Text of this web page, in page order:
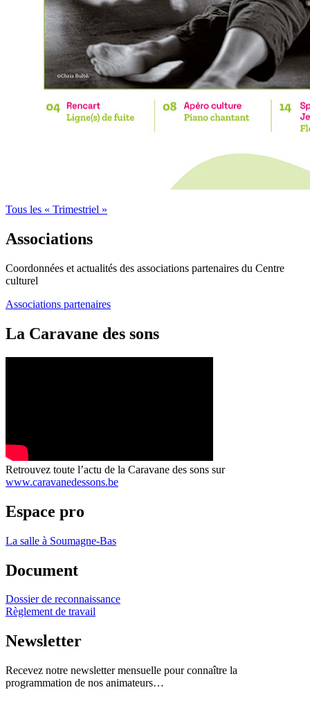
Tous les « Trimestriel »
Associations
Coordonnées et actualités des associations partenaires du Centre
culturel
Associations partenaires
La Caravane des sons
Retrouvez toute l’actu de la Caravane des sons sur
www.caravanedessons.be
Espace pro
La salle à Soumagne-Bas
Document
Dossier de reconnaissance
Règlement de travail
Newsletter
Recevez notre newsletter mensuelle pour connaître la
programmation de nos animateurs…